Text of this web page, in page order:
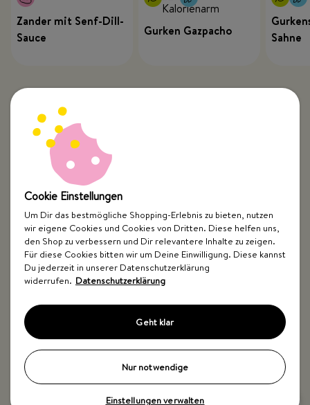
Zander mit Senf-Dill-
Sauce
Gurken Gazpacho
Sahne
Top Kategorien
Just Spices
Cookie Einstellungen
Um Dir das bestmögliche Shopping-Erlebnis zu bieten, nutzen
wir eigene Cookies und Cookies von Dritten. Diese helfen uns,
den Shop zu verbessern und Dir relevantere Inhalte zu zeigen.
Für diese Cookies bitten wir um Deine Einwilligung. Diese kannst
Du jederzeit in unserer Datenschutzerklärung
widerrufen. Datenschutzerklärung
Geht klar
Nur notwendige
Einstellungen verwalten